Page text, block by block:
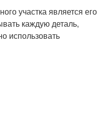
участка является его
каждую деталь,
использовать